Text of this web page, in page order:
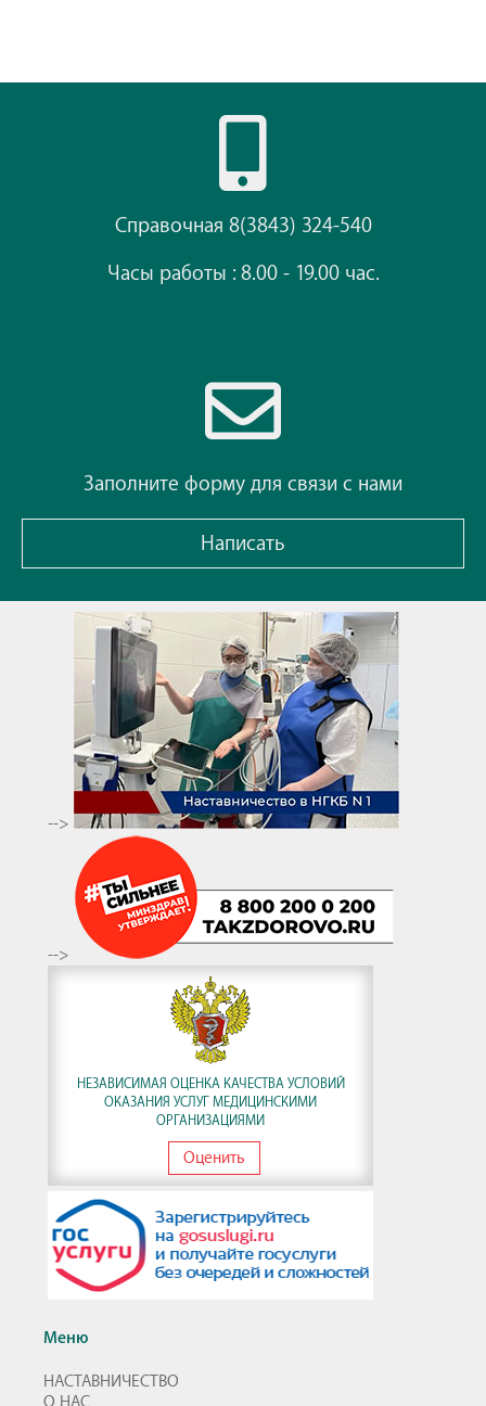
Справочная 8(3843) 324-540
Часы работы : 8.00 - 19.00 час.
Заполните форму для связи с нами
Написать
-->
-->
НЕЗАВИСИМАЯ ОЦЕНКА КАЧЕСТВА УСЛОВИЙ
ОКАЗАНИЯ УСЛУГ МЕДИЦИНСКИМИ
ОРГАНИЗАЦИЯМИ
Оценить
Меню
НАСТАВНИЧЕСТВО